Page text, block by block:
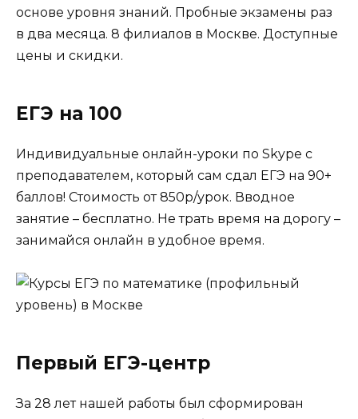
основе уровня знаний. Пробные экзамены раз
в два месяца. 8 филиалов в Москве. Доступные
цены и скидки.
ЕГЭ на 100
Индивидуальные онлайн-уроки по Skype с
преподавателем, который сам сдал ЕГЭ на 90+
баллов! Стоимость от 850р/урок. Вводное
занятие – бесплатно. Не трать время на дорогу –
занимайся онлайн в удобное время.
Первый ЕГЭ-центр
За 28 лет нашей работы был сформирован